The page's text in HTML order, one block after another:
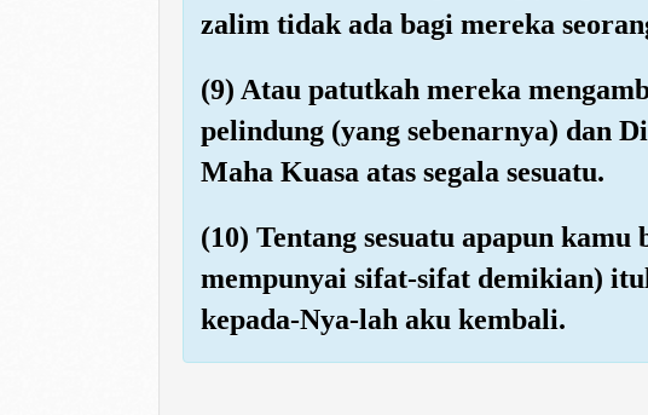
zalim tidak ada bagi mereka
(9) Atau patutkah mereka
pelindung (yang sebenarnya) dan
Maha Kuasa atas segala sesuatu.
(10) Tentang sesuatu apapun
mempunyai sifat-sifat demikian)
kepada-Nya-lah aku kembali.